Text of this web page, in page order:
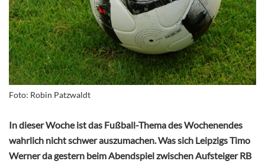
Foto: Robin Patzwaldt
In dieser Woche ist das Fußball-Thema des Wochenendes
wahrlich nicht schwer auszumachen. Was sich Leipzigs Timo
Werner da gestern beim Abendspiel zwischen Aufsteiger RB